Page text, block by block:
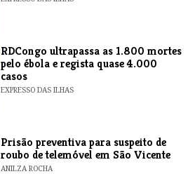
RDCongo ultrapassa as 1.800 mortes
pelo ébola e regista quase 4.000
casos
EXPRESSO DAS ILHAS
Prisão preventiva para suspeito de
roubo de telemóvel em São Vicente
ANILZA ROCHA